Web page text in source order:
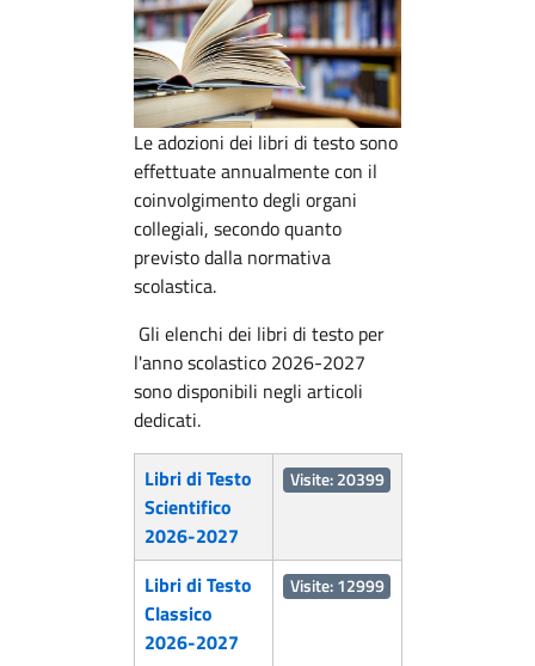
Le adozioni dei libri di testo sono
effettuate annualmente con il
coinvolgimento degli organi
collegiali, secondo quanto
previsto dalla normativa
scolastica.
Gli elenchi dei libri di testo per
l'anno scolastico 2026-2027
sono disponibili negli articoli
dedicati.
Articoli
Titolo Visite
Libri di Testo
Scientifico
2026-2027
Visite: 20399
Libri di Testo
Classico
2026-2027
Visite: 12999